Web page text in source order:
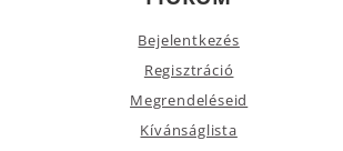
Bejelentkezés
Regisztráció
Megrendeléseid
Kívánságlista